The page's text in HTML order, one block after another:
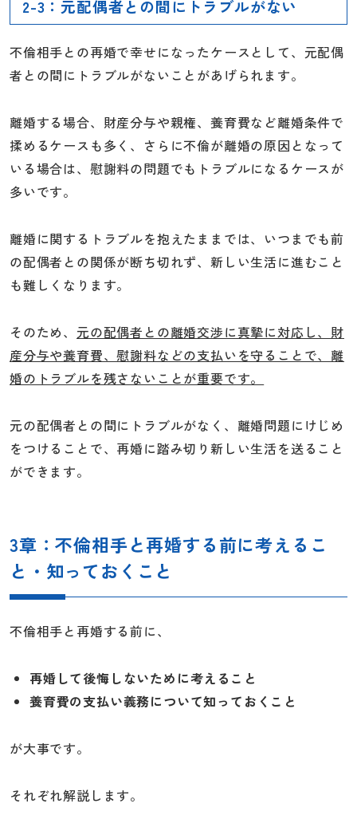
2-3：元配偶者との間にトラブルがない
不倫相手との再婚で幸せになったケースとして、元配偶
者との間にトラブルがないことがあげられます。
離婚する場合、財産分与や親権、養育費など離婚条件で
揉めるケースも多く、さらに不倫が離婚の原因となって
いる場合は、慰謝料の問題でもトラブルになるケースが
多いです。
離婚に関するトラブルを抱えたままでは、いつまでも前
の配偶者との関係が断ち切れず、新しい生活に進むこと
も難しくなります。
そのため、 元の配偶者との離婚交渉に真摯に対応し、財
産分与や養育費、慰謝料などの支払いを守ることで、離
婚のトラブルを残さないことが重要です。
元の配偶者との間にトラブルがなく、離婚問題にけじめ
をつけることで、再婚に踏み切り新しい生活を送ること
ができます。
3章：不倫相手と再婚する前に考えるこ
と・知っておくこと
不倫相手と再婚する前に、
再婚して後悔しないために考えること
養育費の支払い義務について知っておくこと
が大事です。
それぞれ解説します。